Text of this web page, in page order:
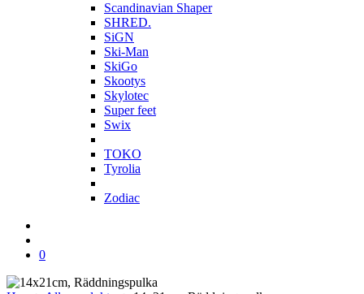
Scandinavian Shaper
SHRED.
SiGN
Ski-Man
SkiGo
Skootys
Skylotec
Super feet
Swix
TOKO
Tyrolia
Zodiac
0